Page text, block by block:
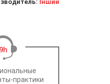
Інший
практики